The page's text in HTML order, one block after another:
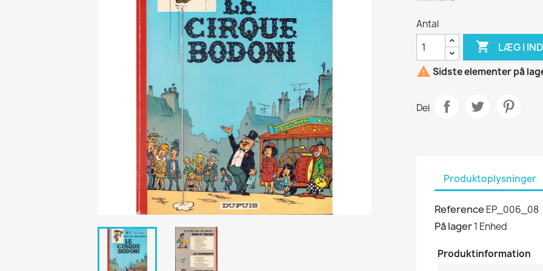
Antal
 LÆG I
 Sidste elementer på
Del
Produktoplysninger
Reference EP_006_08
På lager1 Enhed
Produktinformation